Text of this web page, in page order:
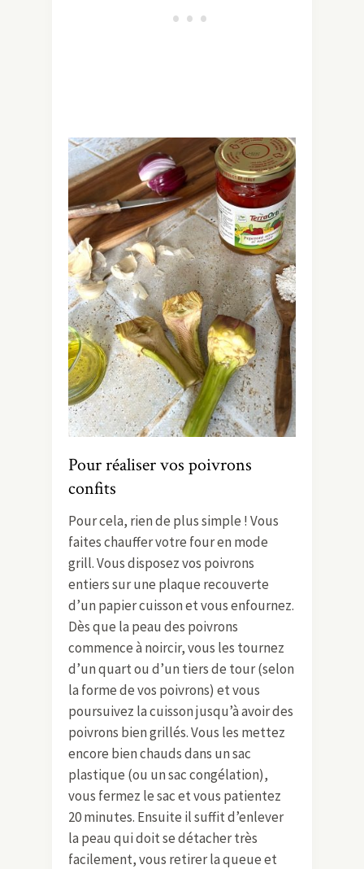
Pour réaliser vos poivrons
confits
Pour cela, rien de plus simple ! Vous
faites chauffer votre four en mode
grill. Vous disposez vos poivrons
entiers sur une plaque recouverte
d’un papier cuisson et vous enfournez.
Dès que la peau des poivrons
commence à noircir, vous les tournez
d’un quart ou d’un tiers de tour (selon
la forme de vos poivrons) et vous
poursuivez la cuisson jusqu’à avoir des
poivrons bien grillés. Vous les mettez
encore bien chauds dans un sac
plastique (ou un sac congélation),
vous fermez le sac et vous patientez
20 minutes. Ensuite il suffit d’enlever
la peau qui doit se détacher très
facilement, vous retirer la queue et